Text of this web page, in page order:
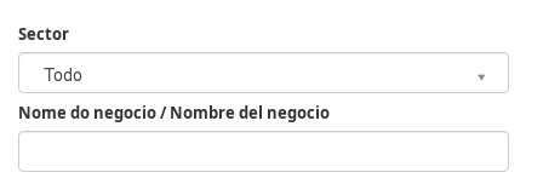
Sector
Todo
Sector
Nome do negocio / Nombre del negocio